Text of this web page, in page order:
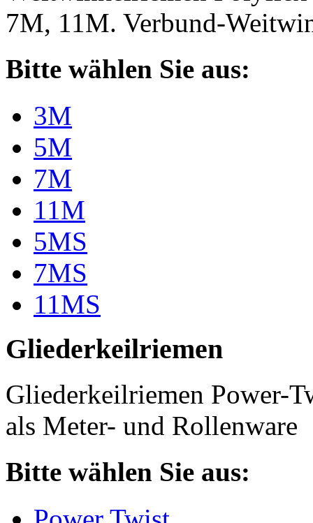
7M, 11M. Verbund-
Bitte wählen Sie aus:
3M
5M
7M
11M
5MS
7MS
11MS
Gliederkeilriemen
Gliederkeilriemen Power-
als Meter- und Rollenware
Bitte wählen Sie aus: